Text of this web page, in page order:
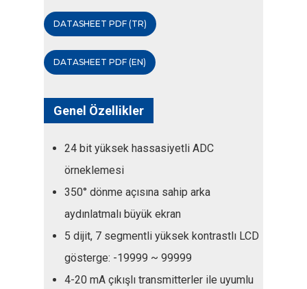
DATASHEET PDF (TR)
DATASHEET PDF (EN)
Genel Özellikler
24 bit yüksek hassasiyetli ADC
örneklemesi
350° dönme açısına sahip arka
aydınlatmalı büyük ekran
5 dijit, 7 segmentli yüksek kontrastlı LCD
gösterge: -19999 ~ 99999
4-20 mA çıkışlı transmitterler ile uyumlu